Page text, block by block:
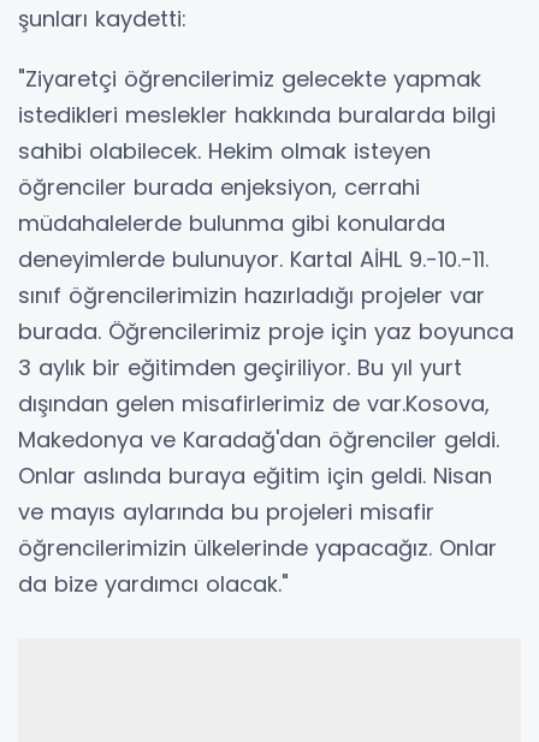
şunları kaydetti:
"Ziyaretçi öğrencilerimiz gelecekte yapmak
istedikleri meslekler hakkında buralarda bilgi
sahibi olabilecek. Hekim olmak isteyen
öğrenciler burada enjeksiyon, cerrahi
müdahalelerde bulunma gibi konularda
deneyimlerde bulunuyor. Kartal AİHL 9.-10.-11.
sınıf öğrencilerimizin hazırladığı projeler var
burada. Öğrencilerimiz proje için yaz boyunca
3 aylık bir eğitimden geçiriliyor. Bu yıl yurt
dışından gelen misafirlerimiz de var.Kosova,
Makedonya ve Karadağ'dan öğrenciler geldi.
Onlar aslında buraya eğitim için geldi. Nisan
ve mayıs aylarında bu projeleri misafir
öğrencilerimizin ülkelerinde yapacağız. Onlar
da bize yardımcı olacak."